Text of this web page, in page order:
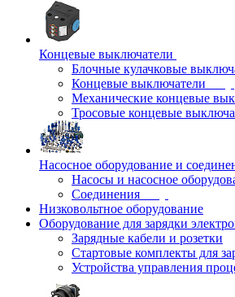
Концевые выключатели
Блочные кулачковые
Концевые выключатели
Механические концевые
Тросовые концевые
Насосное оборудование и
Насосы и насосное
Соединения
Низковольтное оборудование
Оборудование для зарядки
Зарядные кабели и розетки
Стартовые комплекты для
Устройства управления